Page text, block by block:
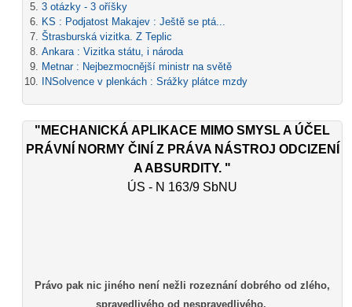
3 otázky - 3 oříšky
KS : Podjatost Makajev : Ještě se ptá...
Štrasburská vizitka. Z Teplic
Ankara : Vizitka státu, i národa
Metnar : Nejbezmocnější ministr na světě
INSolvence v plenkách : Srážky plátce mzdy
"MECHANICKÁ APLIKACE MIMO SMYSL A ÚČEL
PRÁVNÍ NORMY ČINÍ Z PRÁVA NÁSTROJ ODCIZENÍ
A ABSURDITY. "
ÚS - N 163/9 SbNU
Právo pak nic jiného není nežli rozeznání dobrého od zlého,
spravedlivého od nespravedlivého.